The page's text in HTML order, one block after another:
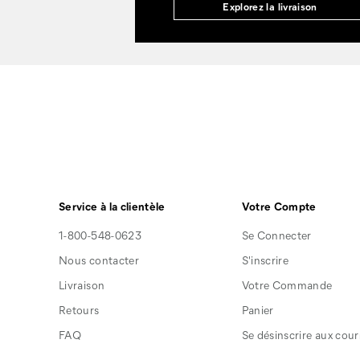
Explorez la livraison
Service à la clientèle
1-800-548-0623
Nous contacter
Livraison
Retours
FAQ
Votre Compte
Se Connecter
S'inscrire
Votre Commande
Panier
Se désinscrire aux